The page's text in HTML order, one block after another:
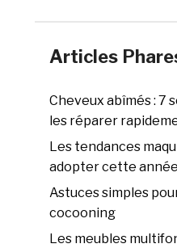
Articles
Cheveux abîmés : 7
les réparer
Les tendances
adopter cette année
Astuces simples
cocooning
Les meubles